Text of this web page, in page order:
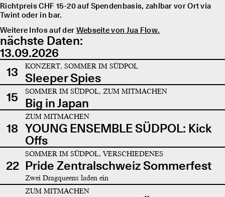
Richtpreis CHF 15-20 auf Spendenbasis, zahlbar vor Ort via
Twint oder in bar.
Weitere Infos auf der Webseite von Jua Flow.
nächste Daten:
13.09.2026
13
KONZERT, SOMMER IM SÜDPOL
Sleeper Spies
15
SOMMER IM SÜDPOL, ZUM MITMACHEN
Big in Japan
18
ZUM MITMACHEN
YOUNG ENSEMBLE SÜDPOL: Kick
Offs
22
SOMMER IM SÜDPOL, VERSCHIEDENES
Pride Zentralschweiz Sommerfest
Zwei Dragqueens laden ein
ZUM MITMACHEN